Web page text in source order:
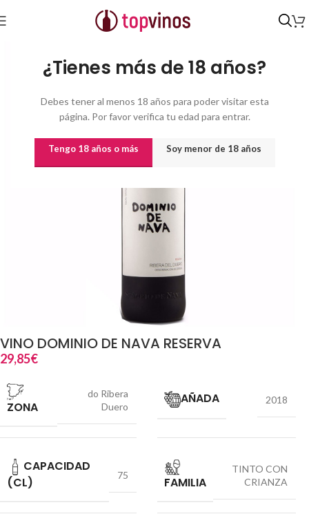
¿Tienes más de 18 años?
Debes tener al menos 18 años para poder visitar esta
página. Por favor verifica tu edad para entrar.
Tengo 18 años o más Soy menor de 18 años
Inicio Vinos por origen
VINO DOMINIO DE NAVA RESERVA
29,85€
ZONA
do Ribera
Duero
AÑADA 2018
CAPACIDAD
(CL)
75 FAMILIA
TINTO CON
CRIANZA